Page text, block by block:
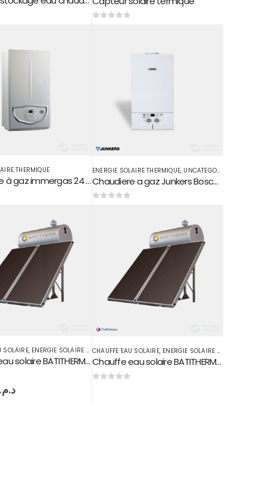
THERMIQUE
Chaudière à gaz immergas 24 kw STAR NIKE / EOLO 24 KW
ENERGIE SOLAIRE THERMIQUE, UNCATEGORIZED
Chaudiere a gaz Junkers Bosch 24 kw
SOLAIRE, ENERGIE SOLAIRE THERMIQUE
Chauffe eau solaire BATITHERM 300L Circuit fermé
د.م.
CHAUFFE EAU SOLAIRE, ENERGIE SOLAIRE THERMIQUE
Chauffe eau solaire BATITHERM 500L Circuit fermé